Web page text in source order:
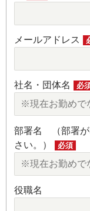
メールアドレス
社名・団体名 必
部署名 （部署が
さい。）
必須
役職名